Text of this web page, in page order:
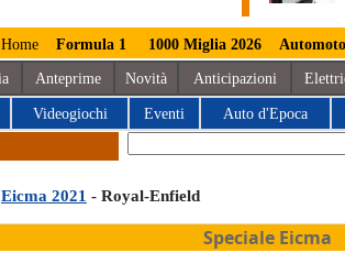
Home Formula 1 1000 Miglia 2026
Anteprime Novità Anticipazioni
Videogiochi Eventi Auto d'Epoca
Eicma 2021 - Royal-Enfield
Speciale Eicma